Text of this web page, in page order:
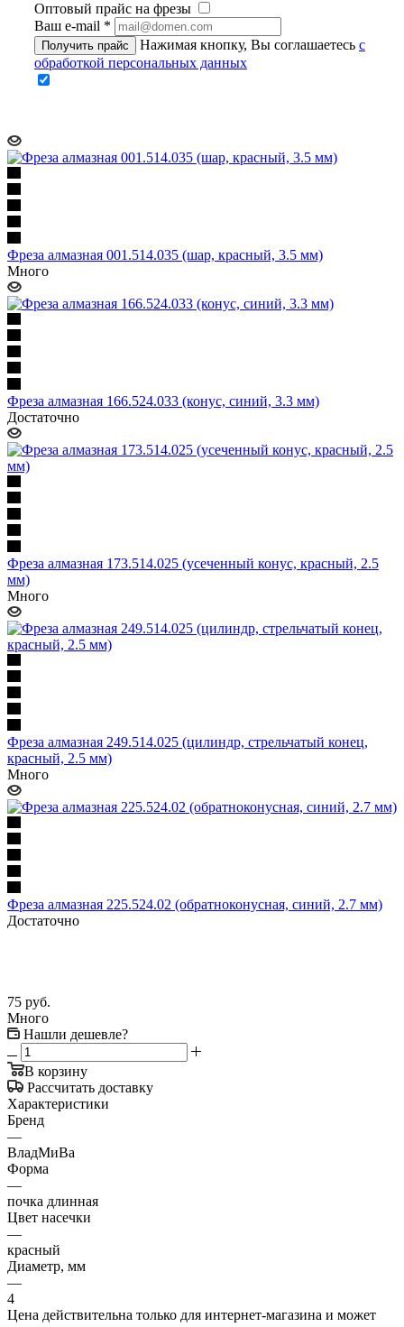
Оптовый прайс на фрезы
Ваш e-mail *
Получить прайс Нажимая кнопку, Вы соглашаетесь с
обработкой персональных данных
Фреза алмазная 001.514.035 (шар, красный, 3.5 мм)
Много
Фреза алмазная 166.524.033 (конус, синий, 3.3 мм)
Достаточно
Фреза алмазная 173.514.025 (усеченный конус, красный, 2.5
мм)
Много
Фреза алмазная 249.514.025 (цилиндр, стрельчатый конец,
красный, 2.5 мм)
Много
Фреза алмазная 225.524.02 (обратноконусная, синий, 2.7 мм)
Достаточно
75 руб.
Много
Нашли дешевле?
В корзину
Рассчитать доставку
Характеристики
Бренд
—
ВладМиВа
Форма
—
почка длинная
Цвет насечки
—
красный
Диаметр, мм
—
4
Цена действительна только для интернет-магазина и может